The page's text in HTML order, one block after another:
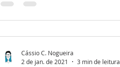
Cássio C. Nogueira
2 de jan. de 2021
3 min de leitura